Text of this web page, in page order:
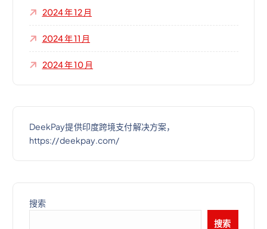
2024 年 12 月
2024 年 11 月
2024 年 10 月
DeekPay提供印度跨境支付解决方案，
https://deekpay.com/
搜索
搜索